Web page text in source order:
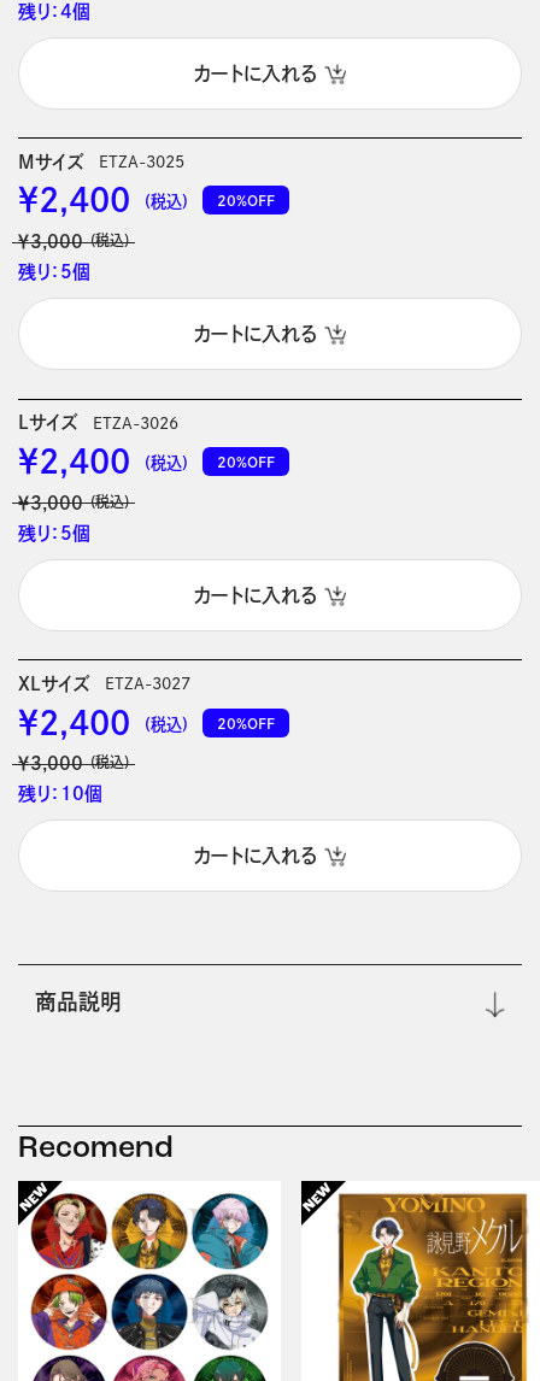
残り：4個
カートに入れる
Mサイズ ETZA-3025
20%OFF
￥2,400 (税込)
￥3,000 (税込)
残り：5個
カートに入れる
Lサイズ ETZA-3026
20%OFF
￥2,400 (税込)
￥3,000 (税込)
残り：5個
カートに入れる
XLサイズ ETZA-3027
20%OFF
￥2,400 (税込)
￥3,000 (税込)
残り：10個
カートに入れる
商品説明
Recomend